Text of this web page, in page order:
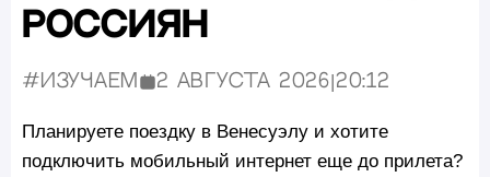
россиян
#Изучаем Опубликовано:
2 августа 2026 20:12
Планируете поездку в Венесуэлу и хотите
подключить мобильный интернет еще до прилета?